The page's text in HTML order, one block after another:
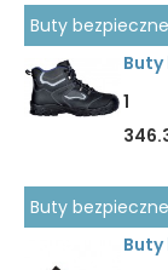
Buty bezpieczne
Buty
1
Buty
Buty